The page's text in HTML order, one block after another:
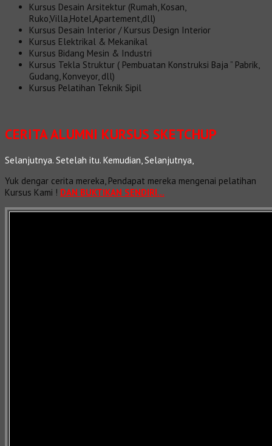
Kursus Desain Arsitektur (Rumah, Kosan,
Ruko,Villa,Hotel,Apartement,dll)
Kursus Desain Interior / Kursus Design Interior
Kursus Elektrikal & Mekanikal
Kursus Bidang Mesin & Industri
Kursus Tekla Struktur ( Pembuatan Konstruksi Baja ” Pabrik,
Gudang, Konveyor, dll)
Kursus Pelatihan Teknik Sipil
CERITA ALUMNI KURSUS SKETCHUP
Selanjutnya. Setelah itu. Kemudian, Selanjutnya,
Yuk dengar cerita mereka, Pendapat mereka mengenai pelatihan
Kursus Kami ! DAN BUKTIKAN SENDIRI…